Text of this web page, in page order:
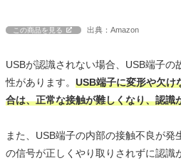
この商品を見る 出典：Amazon
USBが認識されない場合、USB端子の
性があります。 USB端子に変形や欠け
合は、正常な接触が難しくなり、認識
また、USB端子の内部の接触不良が発
の信号が正しくやり取りされずに認識